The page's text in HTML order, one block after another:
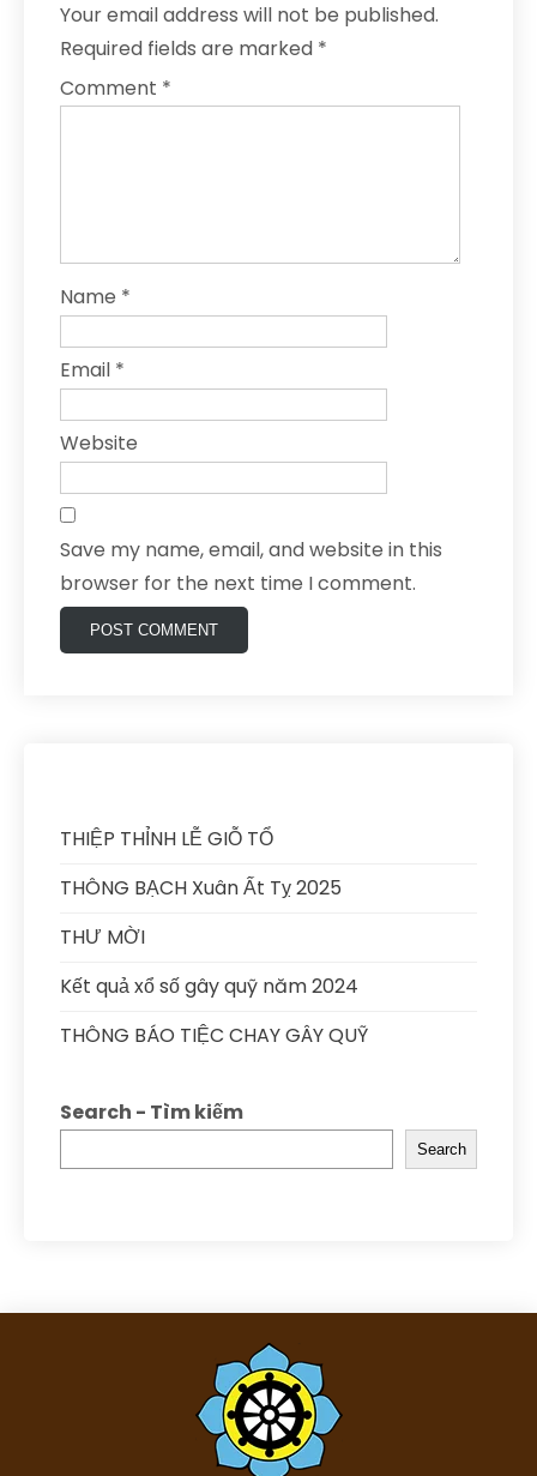
Your email address will not be published.
Required fields are marked *
Comment *
Name *
Email *
Website
Save my name, email, and website in this
browser for the next time I comment.
THIỆP THỈNH LỄ GIỖ TỔ
THÔNG BẠCH Xuân Ất Tỵ 2025
THƯ MỜI
Kết quả xổ số gây quỹ năm 2024
THÔNG BÁO TIỆC CHAY GÂY QUỸ
Search - Tìm kiếm
Search